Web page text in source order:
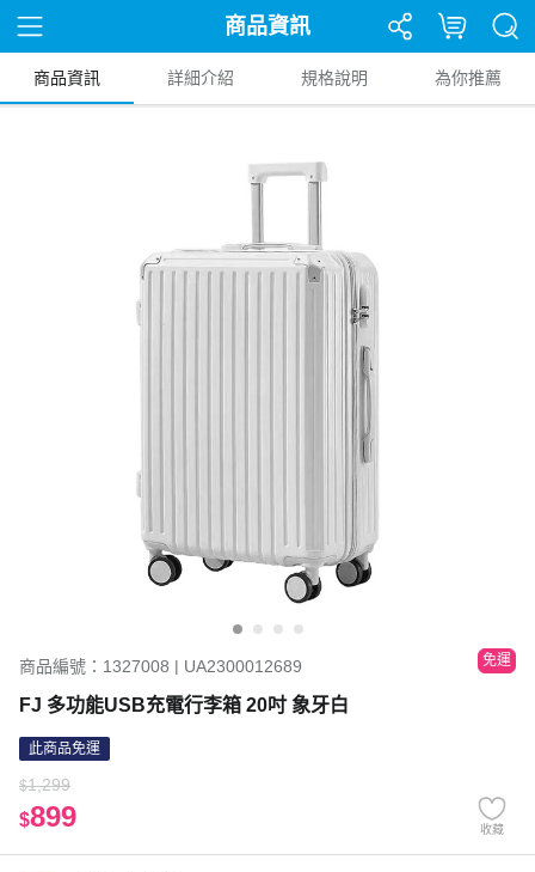
商品資訊
商品資訊 詳細介紹 規格說明 為你推薦
商品編號：1327008 | UA2300012689 免運
FJ 多功能USB充電行李箱 20吋 象牙白
此商品免運
$1,299
$899 收藏